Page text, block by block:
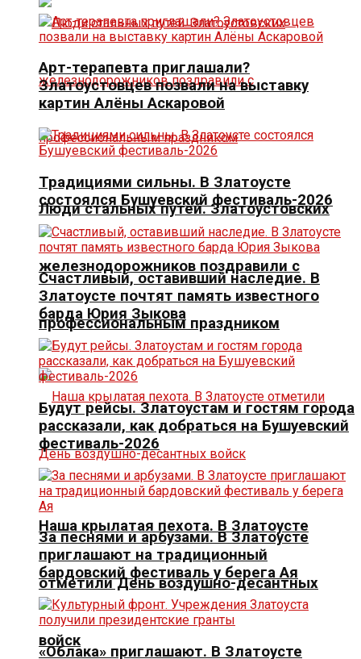
Люди стальных путей. Златоустовских
железнодорожников поздравили с
профессиональным праздником
Наша крылатая пехота. В Златоусте
отметили День воздушно-десантных
войск
Арт-терапевта приглашали?
Златоустовцев позвали на выставку
картин Алёны Аскаровой
Традициями сильны. В Златоусте
состоялся Бушуевский фестиваль-2026
Счастливый, оставивший наследие. В
Златоусте почтят память известного
барда Юрия Зыкова
Будут рейсы. Златоустам и гостям города
рассказали, как добраться на Бушуевский
фестиваль-2026
За песнями и арбузами. В Златоусте
приглашают на традиционный
бардовский фестиваль у берега Ая
«Облака» приглашают. В Златоусте